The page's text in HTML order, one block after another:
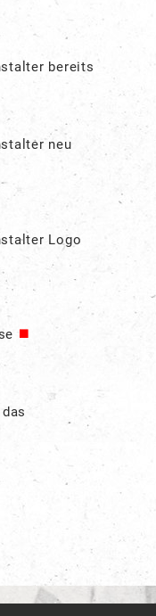
bereits
neu
Logo